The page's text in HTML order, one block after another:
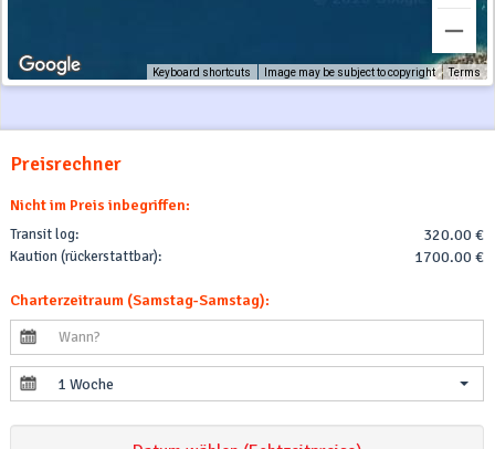
Keyboard shortcuts Image may be subject to copyright Terms
Preisrechner
Nicht im Preis inbegriffen:
Transit log: 320.00 €
Kaution (rückerstattbar): 1700.00 €
Charterzeitraum (Samstag-Samstag):
1 Woche